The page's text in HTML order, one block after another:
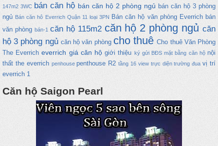
147m2 3WC bán căn hộ bán căn hộ 2 phòng ngủ bán căn hộ 3 phòng
ngủ Bán căn hô Everrich Quận 11 loại 3PN Bán căn hộ văn phòng Everrich bán
văn phòng bán-1 căn hộ 115m2 căn hộ 2 phòng ngủ căn
hộ 3 phòng ngủ căn hộ văn phòng cho thuê Cho thuê Văn Phòng
The Everrich everrich giá căn hộ giới thiệu ký gửi BĐS mặt bằng căn hộ nội
thất the everrich penhouse penthouse R2 tầng 16 view trực diện trường đua vị trí
everrich 1
Căn hộ Saigon Pearl